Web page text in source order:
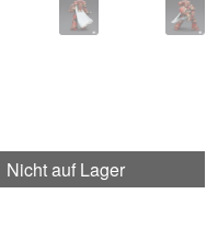
Nicht auf Lager